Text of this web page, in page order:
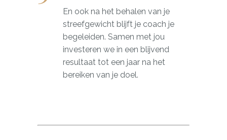
En ook na het behalen van je
streefgewicht blijft je coach je
begeleiden. Samen met jou
investeren we in een blijvend
resultaat tot een jaar na het
bereiken van je doel.